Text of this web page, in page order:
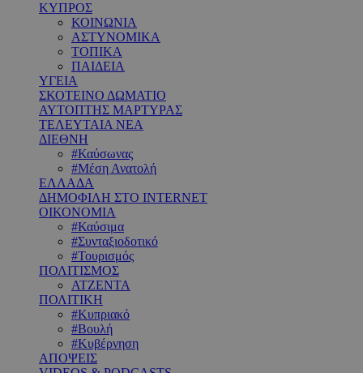
ΚΥΠΡΟΣ
ΚΟΙΝΩΝΙΑ
ΑΣΤΥΝΟΜΙΚΑ
ΤΟΠΙΚΑ
ΠΑΙΔΕΙΑ
ΥΓΕΙΑ
ΣΚΟΤΕΙΝΟ ΔΩΜΑΤΙΟ
ΑΥΤΟΠΤΗΣ ΜΑΡΤΥΡΑΣ
ΤΕΛΕΥΤΑΙΑ ΝΕΑ
ΔΙΕΘΝΗ
#Καύσωνας
#Μέση Ανατολή
ΕΛΛΑΔΑ
ΔΗΜΟΦΙΛΗ ΣΤΟ INTERNET
ΟΙΚΟΝΟΜΙΑ
#Καύσιμα
#Συνταξιοδοτικό
#Τουρισμός
ΠΟΛΙΤΙΣΜΟΣ
ΑΤΖΕΝΤΑ
ΠΟΛΙΤΙΚΗ
#Κυπριακό
#Βουλή
#Κυβέρνηση
ΑΠΟΨΕΙΣ